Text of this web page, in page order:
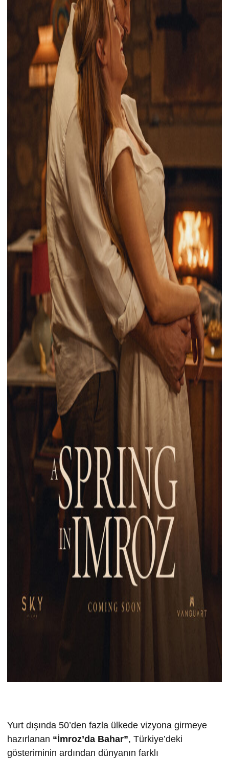
Yurt dışında 50’den fazla ülkede vizyona girmeye
hazırlanan “İmroz’da Bahar”, Türkiye’deki
gösteriminin ardından dünyanın farklı